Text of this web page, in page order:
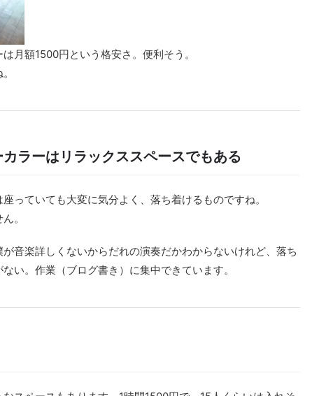
月額1500円という格安さ。便利そう。
ラーはリラックススペースでもある
っていても大変に気分よく、落ち着けるものですね。
。
音楽詳しくないからだれの演奏だかわからないけれど、落ち
い。作業（ブログ書き）に集中できています。